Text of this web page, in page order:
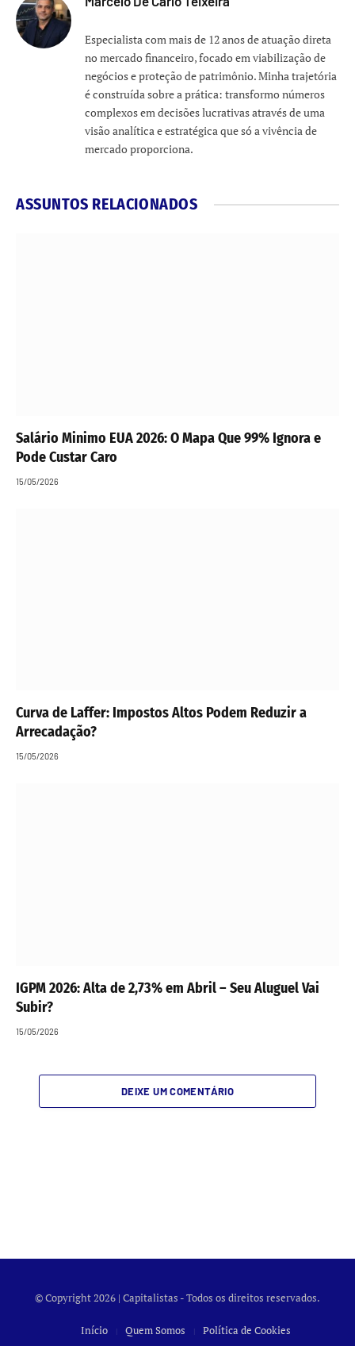
Especialista com mais de 12 anos de atuação direta
no mercado financeiro, focado em viabilização de
negócios e proteção de patrimônio. Minha trajetória
é construída sobre a prática: transformo números
complexos em decisões lucrativas através de uma
visão analítica e estratégica que só a vivência de
mercado proporciona.
ASSUNTOS RELACIONADOS
Salário Minimo EUA 2026: O Mapa Que 99% Ignora e
Pode Custar Caro
15/05/2026
Curva de Laffer: Impostos Altos Podem Reduzir a
Arrecadação?
15/05/2026
IGPM 2026: Alta de 2,73% em Abril – Seu Aluguel Vai
Subir?
15/05/2026
DEIXE UM COMENTÁRIO
© Copyright 2026 | Capitalistas - Todos os direitos reservados.
Início Quem Somos
Política de Cookies